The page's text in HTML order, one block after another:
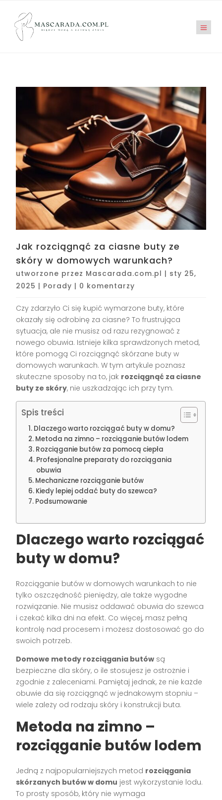
Jak rozciągnąć za ciasne buty ze
skóry w domowych warunkach?
utworzone przez Mascarada.com.pl | sty 25,
2025 | Porady | 0 komentarzy
Czy zdarzyło Ci się kupić wymarzone buty, które
okazały się odrobinę za ciasne? To frustrująca
sytuacja, ale nie musisz od razu rezygnować z
nowego obuwia. Istnieje kilka sprawdzonych metod,
które pomogą Ci rozciągnąć skórzane buty w
domowych warunkach. W tym artykule poznasz
skuteczne sposoby na to, jak rozciągnąć za ciasne
buty ze skóry, nie uszkadzając ich przy tym.
Spis treści
Dlaczego warto rozciągać buty w domu?
Metoda na zimno – rozciąganie butów lodem
Rozciąganie butów za pomocą ciepła
Profesjonalne preparaty do rozciągania
obuwia
Mechaniczne rozciąganie butów
Kiedy lepiej oddać buty do szewca?
Podsumowanie
Dlaczego warto rozciągać
buty w domu?
Rozciąganie butów w domowych warunkach to nie
tylko oszczędność pieniędzy, ale także wygodne
rozwiązanie. Nie musisz oddawać obuwia do szewca
i czekać kilka dni na efekt. Co więcej, masz pełną
kontrolę nad procesem i możesz dostosować go do
swoich potrzeb.
Domowe metody rozciągania butów są
bezpieczne dla skóry, o ile stosujesz je ostrożnie i
zgodnie z zaleceniami. Pamiętaj jednak, że nie każde
obuwie da się rozciągnąć w jednakowym stopniu –
wiele zależy od rodzaju skóry i konstrukcji buta.
Metoda na zimno –
rozciąganie butów lodem
Jedną z najpopularniejszych metod rozciągania
skórzanych butów w domu jest wykorzystanie lodu.
To prosty sposób, który nie wymaga